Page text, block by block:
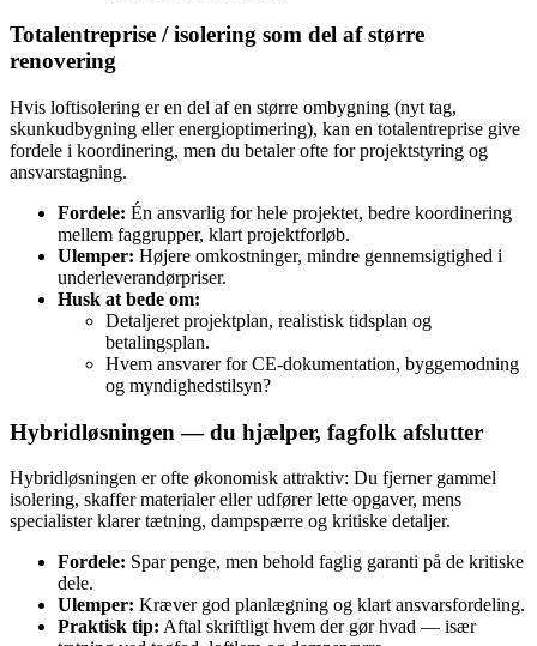
Totalentreprise / isolering som del af større
renovering
Hvis loftisolering er en del af en større ombygning (nyt tag,
skunkudbygning eller energioptimering), kan en totalentreprise give
fordele i koordinering, men du betaler ofte for projektstyring og
ansvarstagning.
Fordele: Én ansvarlig for hele projektet, bedre koordinering
mellem faggrupper, klart projektforløb.
Ulemper: Højere omkostninger, mindre gennemsigtighed i
underleverandørpriser.
Husk at bede om:
Detaljeret projektplan, realistisk tidsplan og
betalingsplan.
Hvem ansvarer for CE‑dokumentation, byggemodning
og myndighedstilsyn?
Hybridløsningen — du hjælper, fagfolk afslutter
Hybridløsningen er ofte økonomisk attraktiv: Du fjerner gammel
isolering, skaffer materialer eller udfører lette opgaver, mens
specialister klarer tætning, dampspærre og kritiske detaljer.
Fordele: Spar penge, men behold faglig garanti på de kritiske
dele.
Ulemper: Kræver god planlægning og klart ansvarsfordeling.
Praktisk tip: Aftal skriftligt hvem der gør hvad — især